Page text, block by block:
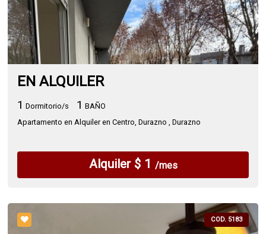
EN ALQUILER
1 Dormitorio/s 1 BAÑO
Apartamento en Alquiler en Centro, Durazno , Durazno
Alquiler $ 1 /mes
COD. 5183